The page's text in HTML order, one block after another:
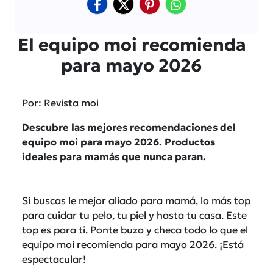
El equipo moi recomienda
para mayo 2026
Por: Revista moi
Descubre las mejores recomendaciones del
equipo moi para mayo 2026. Productos
ideales para mamás que nunca paran.
Si buscas le mejor aliado para mamá, lo más top
para cuidar tu pelo, tu piel y hasta tu casa. Este
top es para ti. Ponte buzo y checa todo lo que el
equipo moi recomienda para mayo 2026. ¡Está
espectacular!